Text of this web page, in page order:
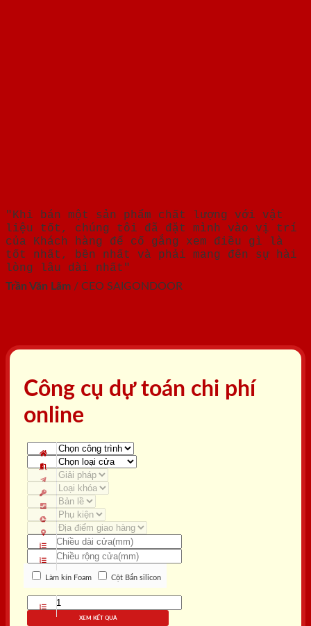
"Khi bán một sản phẩm chất lượng với vật
liệu tốt, chúng tôi đã đặt mình vào vị trí
của Khách hàng để cố gắng xem điều gì là
tốt nhất, bền nhất và phải mang đến sự hài
lòng lâu dài nhất"
Trần Văn Lãm / CEO SAIGONDOOR
Công cụ dự toán chi phí
online
Làm kín Foam Cột Bắn silicon
XEM KẾT QUẢ